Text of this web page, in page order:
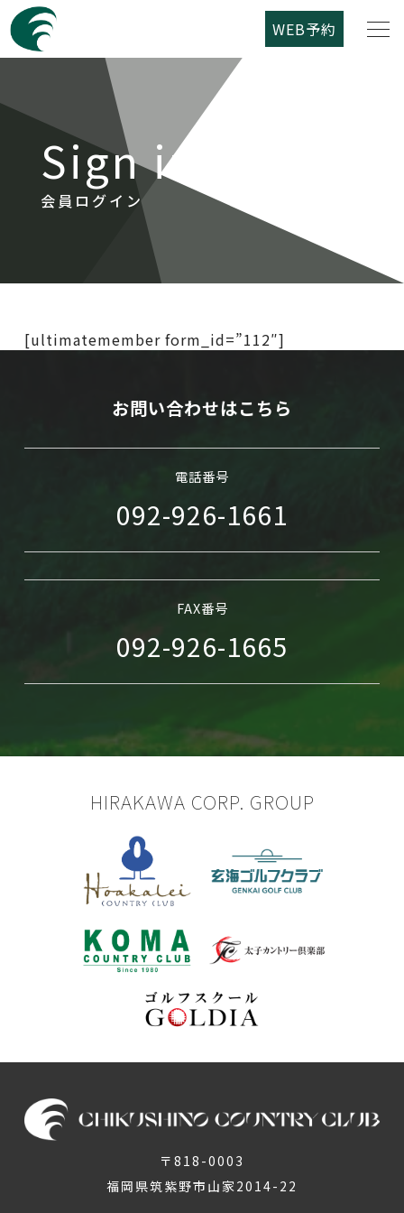
WEB予約
Sign in
会員ログイン
[ultimatemember form_id=”112″]
お問い合わせはこちら
電話番号
092-926-1661
FAX番号
092-926-1665
HIRAKAWA CORP. GROUP
〒818-0003
福岡県筑紫野市山家2014-22
筑紫野カントリークラブについて
コース紹介
ご利用案内
レストラン
アクセス